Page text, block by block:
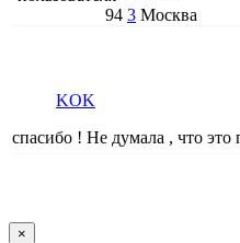
94 3 Москва
KOK
спасибо ! Не думала , что это
×